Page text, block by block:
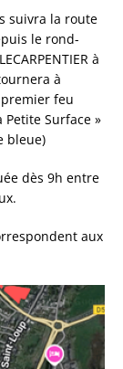
suivra la route
le rond-
à
à
feu
Petite Surface »
bleue)
dès 9h entre
aux